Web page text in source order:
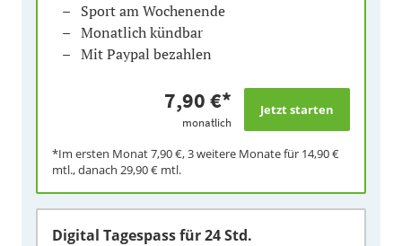
Sport am Wochenende
Monatlich kündbar
Mit Paypal bezahlen
7,90 €*
monatlich
*Im ersten Monat7,90 €, 3 weitere Monate für 14,90 €
mtl., danach 29,90 € mtl.
Digital Tagespassfür 24 Std.